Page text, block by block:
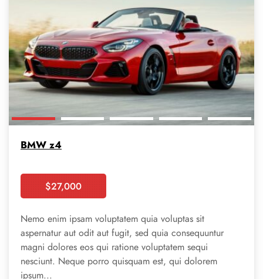
BMW z4
$27,000
Booking
Nemo enim ipsam voluptatem quia voluptas sit
aspernatur aut odit aut fugit, sed quia consequuntur
magni dolores eos qui ratione voluptatem sequi
nesciunt. Neque porro quisquam est, qui dolorem
ipsum...